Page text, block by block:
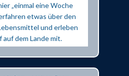
„einmal eine Woche
etwas über den
und erleben
auf dem Lande mit.